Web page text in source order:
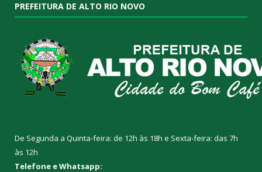
PREFEITURA DE ALTO RIO NOVO
De Segunda a Quinta-feira: de 12h às 18h e Sexta-feira: das 7h
às 12h
Telefone e Whatsapp: